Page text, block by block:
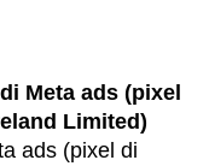
Meta ads (pixel
Limited)
ads (pixel di